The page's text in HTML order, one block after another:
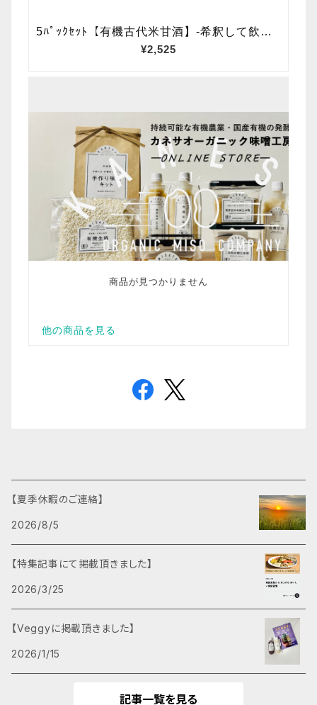
【夏季休暇のご連絡】
2026/8/5
【特集記事にて掲載頂きました】
2026/3/25
【Veggyに掲載頂きました】
2026/1/15
記事一覧を見る